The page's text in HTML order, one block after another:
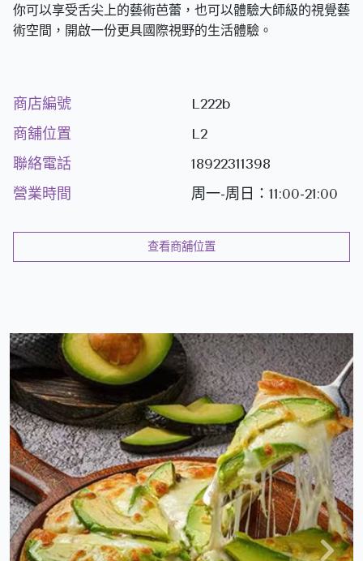
你可以享受舌尖上的藝術芭蕾，也可以體驗大師級的視覺藝
術空間，開啟一份更具國際視野的生活體驗。
商店編號
L222b
商舖位置
L2
聯絡電話
18922311398
營業時間
周一-周日：11:00-21:00
查看商舖位置